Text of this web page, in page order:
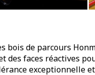
bois de parcours
faces réactives
exceptionnelle